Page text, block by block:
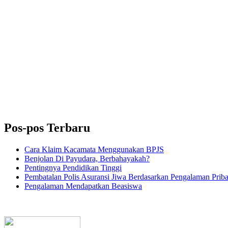
Pos-pos Terbaru
Cara Klaim Kacamata Menggunakan BPJS
Benjolan Di Payudara, Berbahayakah?
Pentingnya Pendidikan Tinggi
Pembatalan Polis Asuransi Jiwa Berdasarkan Pengalaman
Pengalaman Mendapatkan Beasiswa